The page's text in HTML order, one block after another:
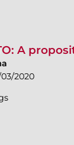
A
03/2020